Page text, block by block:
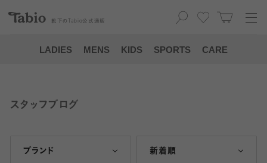
靴下の Tabio 公式通販
LADIES MENS KIDS SPORTS CARE
スタッフブログ
ブランド 新着順